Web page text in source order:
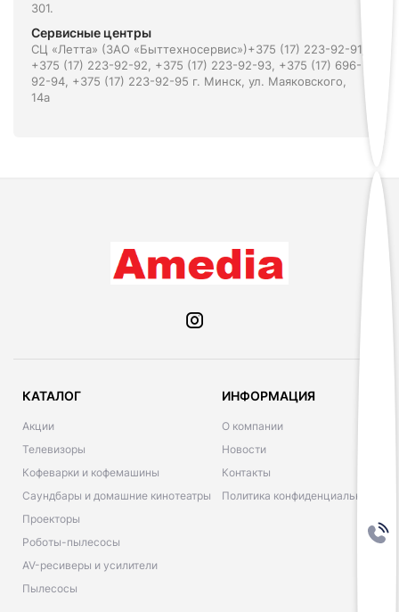
301.
Сервисные центры
СЦ «Летта» (ЗАО «Быттехносервис»)+375 (17) 223-92-91,
+375 (17) 223-92-92, +375 (17) 223-92-93, +375 (17) 696-
92-94, +375 (17) 223-92-95 г. Минск, ул. Маяковского,
14а
КАТАЛОГ
Акции
Телевизоры
Кофеварки и кофемашины
Саундбары и домашние кинотеатры
Проекторы
Роботы-пылесосы
AV-ресиверы и усилители
Пылесосы
ИНФОРМАЦИЯ
О компании
Новости
Контакты
Политика конфиденциальности